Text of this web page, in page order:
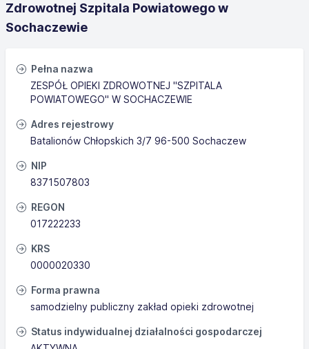
Zdrowotnej Szpitala Powiatowego w
Sochaczewie
Pełna nazwa
ZESPÓŁ OPIEKI ZDROWOTNEJ "SZPITALA
POWIATOWEGO" W SOCHACZEWIE
Adres rejestrowy
Batalionów Chłopskich 3/7 96-500 Sochaczew
NIP
8371507803
REGON
017222233
KRS
0000020330
Forma prawna
samodzielny publiczny zakład opieki zdrowotnej
Status indywidualnej działalności gospodarczej